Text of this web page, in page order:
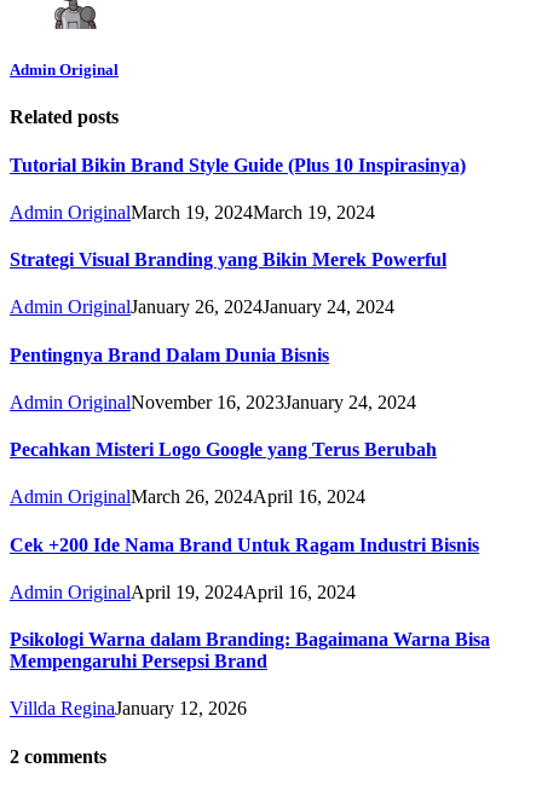
Admin Original
Related posts
Tutorial Bikin Brand Style Guide (Plus 10 Inspirasinya)
Admin OriginalMarch 19, 2024March 19, 2024
Strategi Visual Branding yang Bikin Merek Powerful
Admin OriginalJanuary 26, 2024January 24, 2024
Pentingnya Brand Dalam Dunia Bisnis
Admin OriginalNovember 16, 2023January 24, 2024
Pecahkan Misteri Logo Google yang Terus Berubah
Admin OriginalMarch 26, 2024April 16, 2024
Cek +200 Ide Nama Brand Untuk Ragam Industri Bisnis
Admin OriginalApril 19, 2024April 16, 2024
Psikologi Warna dalam Branding: Bagaimana Warna Bisa
Mempengaruhi Persepsi Brand
Villda ReginaJanuary 12, 2026
2 comments